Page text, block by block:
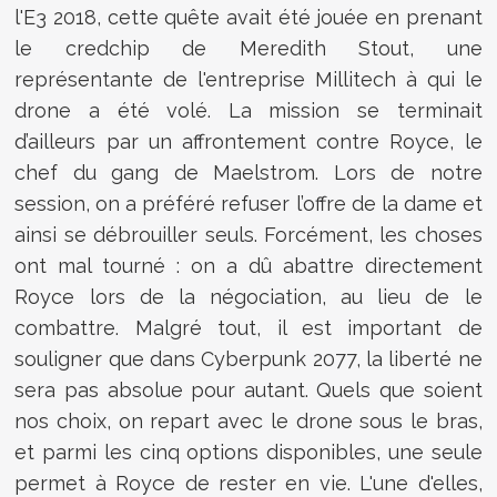
l'E3 2018, cette quête avait été jouée en prenant
le credchip de Meredith Stout, une
représentante de l'entreprise Millitech à qui le
drone a été volé. La mission se terminait
d’ailleurs par un affrontement contre Royce, le
chef du gang de Maelstrom. Lors de notre
session, on a préféré refuser l’offre de la dame et
ainsi se débrouiller seuls. Forcément, les choses
ont mal tourné : on a dû abattre directement
Royce lors de la négociation, au lieu de le
combattre. Malgré tout, il est important de
souligner que dans Cyberpunk 2077, la liberté ne
sera pas absolue pour autant. Quels que soient
nos choix, on repart avec le drone sous le bras,
et parmi les cinq options disponibles, une seule
permet à Royce de rester en vie. L'une d'elles,